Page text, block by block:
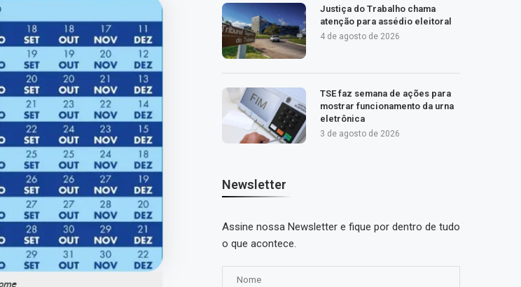
Justiça do Trabalho chama
atenção para assédio eleitoral
4 de agosto de 2026
TSE faz semana de ações para
mostrar funcionamento da urna
eletrônica
3 de agosto de 2026
Newsletter
Assine nossa Newsletter e fique por dentro de tudo
o que acontece.